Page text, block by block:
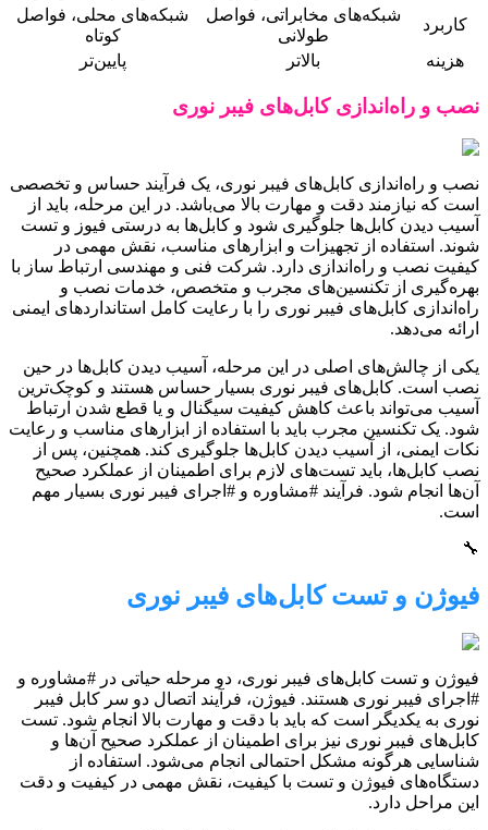
کاربرد
شبکه‌های مخابراتی، فواصل
طولانی
شبکه‌های محلی، فواصل
کوتاه
هزینه
بالاتر پایین‌تر
نصب و راه‌اندازی کابل‌های فیبر نوری
نصب و راه‌اندازی کابل‌های فیبر نوری، یک فرآیند حساس و تخصصی
است که نیازمند دقت و مهارت بالا می‌باشد. در این مرحله، باید از
آسیب دیدن کابل‌ها جلوگیری شود و کابل‌ها به درستی فیوز و تست
شوند. استفاده از تجهیزات و ابزارهای مناسب، نقش مهمی در
کیفیت نصب و راه‌اندازی دارد. شرکت فنی و مهندسی ارتباط ساز با
بهره‌گیری از تکنسین‌های مجرب و متخصص، خدمات نصب و
راه‌اندازی کابل‌های فیبر نوری را با رعایت کامل استانداردهای ایمنی
ارائه می‌دهد.
یکی از چالش‌های اصلی در این مرحله، آسیب دیدن کابل‌ها در حین
نصب است. کابل‌های فیبر نوری بسیار حساس هستند و کوچک‌ترین
آسیب می‌تواند باعث کاهش کیفیت سیگنال و یا قطع شدن ارتباط
شود. یک تکنسین مجرب باید با استفاده از ابزارهای مناسب و رعایت
نکات ایمنی، از آسیب دیدن کابل‌ها جلوگیری کند. همچنین، پس از
نصب کابل‌ها، باید تست‌های لازم برای اطمینان از عملکرد صحیح
آن‌ها انجام شود. فرآیند #مشاوره و #اجرای فیبر نوری بسیار مهم
است.
🔧
فیوژن و تست کابل‌های فیبر نوری
فیوژن و تست کابل‌های فیبر نوری، دو مرحله حیاتی در #مشاوره و
#اجرای فیبر نوری هستند. فیوژن، فرآیند اتصال دو سر کابل فیبر
نوری به یکدیگر است که باید با دقت و مهارت بالا انجام شود. تست
کابل‌های فیبر نوری نیز برای اطمینان از عملکرد صحیح آن‌ها و
شناسایی هرگونه مشکل احتمالی انجام می‌شود. استفاده از
دستگاه‌های فیوژن و تست با کیفیت، نقش مهمی در کیفیت و دقت
این مراحل دارد.